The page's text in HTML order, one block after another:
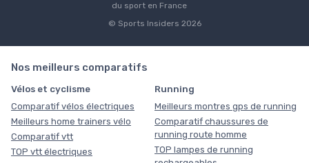
du sport en France
© Sports Insiders 2026
Nos meilleurs comparatifs
Vélos et cyclisme
Comparatif vélos électriques
Meilleurs home trainers vélo
Comparatif vtt
TOP vtt électriques
Running
Meilleurs montres gps de running
Comparatif chaussures de
running route homme
TOP lampes de running